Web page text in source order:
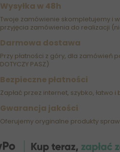
Wysyłka w 48h
Twoje zamówienie skompletujemy i
przyjęcia zamówienia do realizacji
Darmowa dostawa
Przy płatności z góry, dla zamówień
DOTYCZY PASZ)
Bezpieczne płatności
Zapłać przez internet, szybko, łatwo
Gwarancja jakości
Oferujemy oryginalne produkty